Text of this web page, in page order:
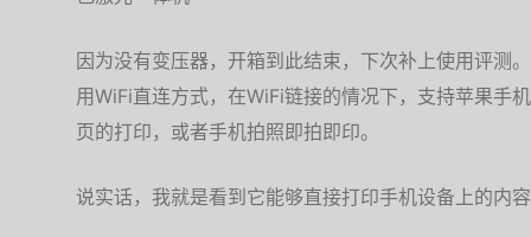
因为没有变压器，开箱到此结束，下次补上使用评测
用WiFi直连方式，在WiFi链接的情况下，支持苹果手
页的打印，或者手机拍照即拍即印。
说实话，我就是看到它能够直接打印手机设备上的内